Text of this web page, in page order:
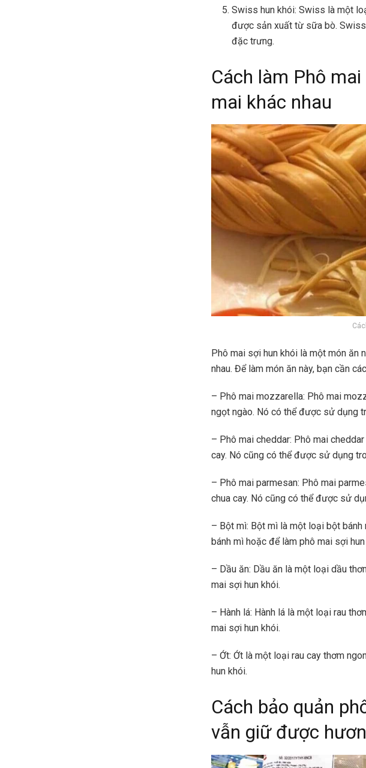
Swiss hun khói: Swiss là một
được sản xuất từ sữa bò.
đặc trưng.
Cách làm Phô
mai khác nhau
Phô mai sợi hun khói là một món ăn
nhau. Để làm món ăn này, bạn cần
– Phô mai mozzarella: Phô mai
ngọt ngào. Nó có thể được sử dụng
– Phô mai cheddar: Phô mai
cay. Nó cũng có thể được sử dụng
– Phô mai parmesan: Phô mai
chua cay. Nó cũng có thể được sử
– Bột mì: Bột mì là một loại bột
bánh mì hoặc để làm phô mai sợi
– Dầu ăn: Dầu ăn là một loại dầu
mai sợi hun khói.
– Hành lá: Hành lá là một loại rau
mai sợi hun khói.
– Ớt: Ớt là một loại rau cay thơm
hun khói.
Cách bảo quản
vẫn giữ được